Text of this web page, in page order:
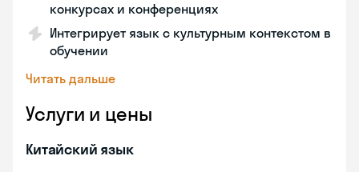
конкурсах и конференциях
Интегрирует язык с культурным контекстом в
обучении
Читать дальше
Услуги и цены
Китайский язык